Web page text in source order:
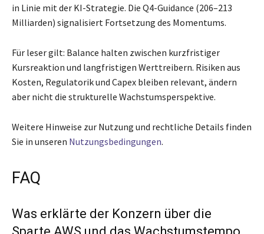
in Linie mit der KI-Strategie. Die Q4-Guidance (206–213
Milliarden) signalisiert Fortsetzung des Momentums.
Für leser gilt: Balance halten zwischen kurzfristiger
Kursreaktion und langfristigen Werttreibern. Risiken aus
Kosten, Regulatorik und Capex bleiben relevant, ändern
aber nicht die strukturelle Wachstumsperspektive.
Weitere Hinweise zur Nutzung und rechtliche Details finden
Sie in unseren Nutzungsbedingungen.
FAQ
Was erklärte der Konzern über die